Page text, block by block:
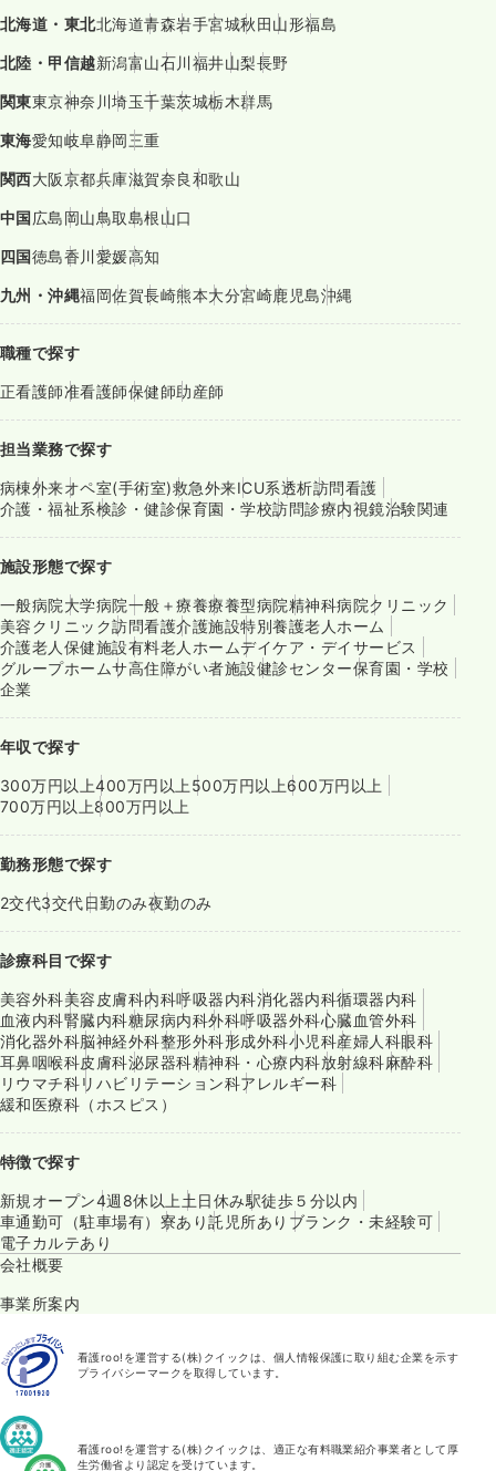
北海道・東北北海道青森岩手宮城秋田山形福島
北陸・甲信越新潟富山石川福井山梨長野
関東東京神奈川埼玉千葉茨城栃木群馬
東海愛知岐阜静岡三重
関西大阪京都兵庫滋賀奈良和歌山
中国広島岡山鳥取島根山口
四国徳島香川愛媛高知
九州・沖縄福岡佐賀長崎熊本大分宮崎鹿児島沖縄
職種で探す
正看護師准看護師保健師助産師
担当業務で探す
病棟外来オペ室(手術室)救急外来ICU系透析訪問看護
介護・福祉系検診・健診保育園・学校訪問診療内視鏡治験関連
施設形態で探す
一般病院大学病院一般＋療養療養型病院精神科病院クリニック
美容クリニック訪問看護介護施設特別養護老人ホーム
介護老人保健施設有料老人ホームデイケア・デイサービス
グループホームサ高住障がい者施設健診センター保育園・学校
企業
年収で探す
300万円以上400万円以上 500万円以上600万円以上
700万円以上800万円以上
勤務形態で探す
2交代3交代日勤のみ夜勤のみ
診療科目で探す
美容外科美容皮膚科内科呼吸器内科消化器内科循環器内科
血液内科腎臓内科糖尿病内科外科呼吸器外科心臓血管外科
消化器外科脳神経外科整形外科形成外科小児科産婦人科眼科
耳鼻咽喉科皮膚科泌尿器科精神科・心療内科放射線科麻酔科
リウマチ科リハビリテーション科アレルギー科
緩和医療科（ホスピス）
特徴で探す
新規オープン4週8休以上 土日休み駅徒歩５分以内
車通勤可（駐車場有） 寮あり託児所あり ブランク・未経験可
電子カルテあり
会社概要
事業所案内
看護roo!を運営する(株)クイックは、個人情報保護に取り組む企業を示す
プライバシーマークを取得しています。
看護roo!を運営する(株)クイックは、適正な有料職業紹介事業者として厚
生労働省より認定を受けています。